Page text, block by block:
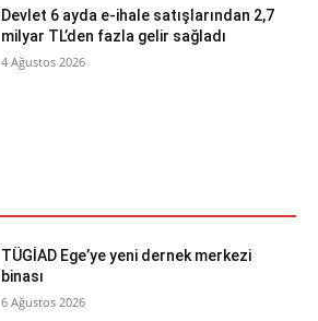
Devlet 6 ayda e-ihale satışlarından 2,7
milyar TL’den fazla gelir sağladı
4 Ağustos 2026
TÜGİAD Ege’ye yeni dernek merkezi
binası
6 Ağustos 2026